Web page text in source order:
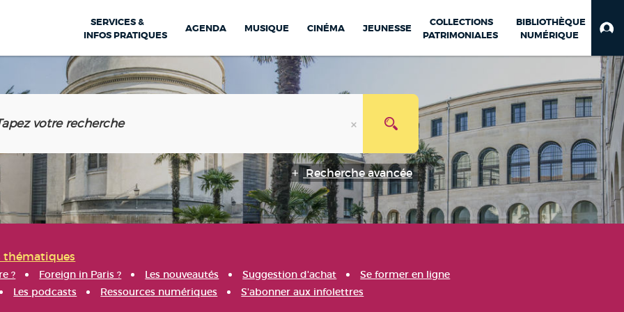
SERVICES &
INFOS PRATIQUES
AGENDA MUSIQUE CINÉMA JEUNESSE
COLLECTIONS
PATRIMONIALES
BIBLIOTHÈQUE
NUMÉRIQUE
Recherche avancée
thématiques
? Foreign in Paris ? Les nouveautés Suggestion d'achat
Se former en ligne
Les podcasts Ressources numériques S'abonner aux infolettres